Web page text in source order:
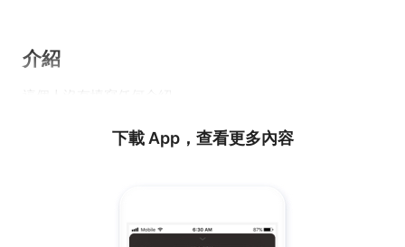
介紹
下載 App，查看更多內容